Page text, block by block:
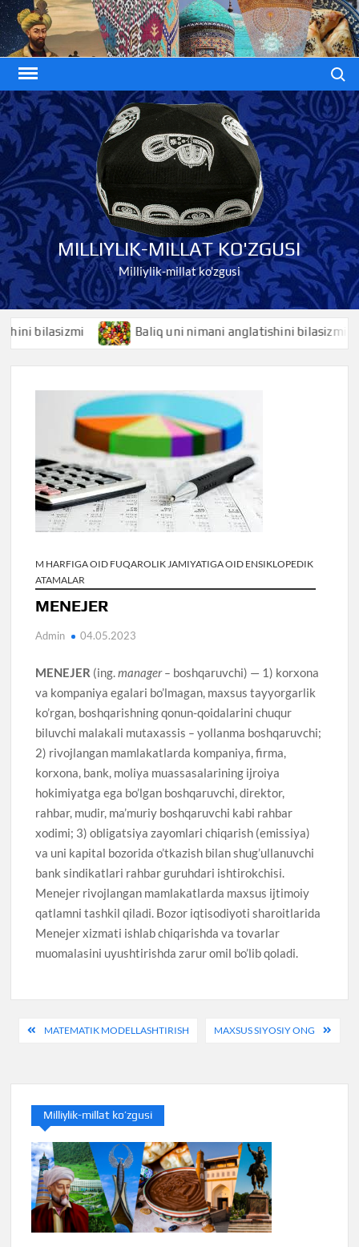
Skip
to
content
MILLIYLIK-MILLAT KO'ZGUSI
Milliylik-millat ko'zgusi
bilasizmi Baliq uni nimani anglatishini bilasizmi
M HARFIGA OID FUQAROLIK JAMIYATIGA OID ENSIKLOPEDIK
ATAMALAR
MENEJER
Admin 04.05.2023
MENEJER (ing.manager – boshqaruvchi) — 1) korxona
va kompaniya egalari bo’lmagan, maxsus tayyorgarlik
ko’rgan, boshqarishning qonun-qoidalarini chuqur
biluvchi malakali mutaxassis –yollanma boshqaruvchi;
2) rivojlangan mamlakatlarda kompaniya, firma,
korxona, bank, moliya muassasalarining ijroiya
hokimiyatga ega bo’lgan boshqaruvchi, direktor,
rahbar, mudir, ma’muriy boshqaruvchi kabi rahbar
xodimi; 3) obligatsiya zayomlari chiqarish (emissiya)
va uni kapital bozorida o’tkazish bilan shug’ullanuvchi
bank sindikatlari rahbar guruhdari ishtirokchisi.
Menejer rivojlangan mamlakatlarda maxsus ijtimoiy
qatlamni tashkil qiladi. Bozor iqtisodiyoti sharoitlarida
Menejer xizmati ishlab chiqarishda va tovarlar
muomalasini uyushtirishda zarur omil bo’lib qoladi.
PostMATEMATIK MODELLASHTIRISH MAXSUS SIYOSIY ONG
Milliylik-millat ko’zgusi